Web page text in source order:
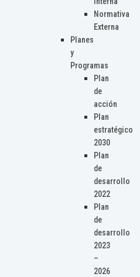
Normativa
Externa
Planes
y
Programas
Plan
de
acción
Plan
estratégico
2030
Plan
de
desarrollo
2022
Plan
de
desarrollo
2023
–
2026